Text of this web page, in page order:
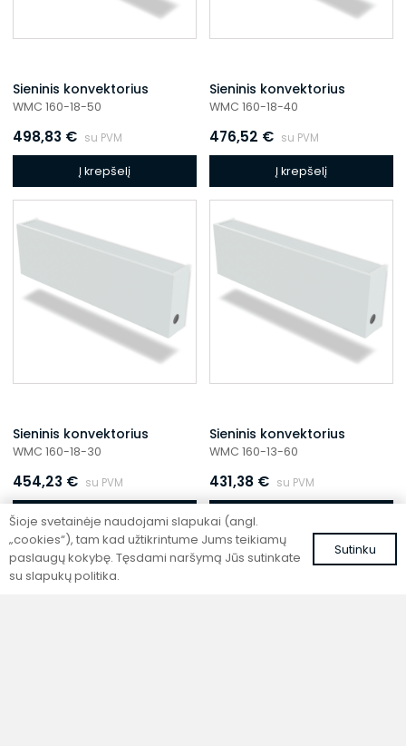
Sieninis konvektorius
WMC 160-18-50
498,83 € su PVM
Į krepšelį
Sieninis konvektorius
WMC 160-18-40
476,52 € su PVM
Į krepšelį
Sieninis konvektorius
WMC 160-18-30
454,23 € su PVM
Į krepšelį
Sieninis konvektorius
WMC 160-13-60
431,38 € su PVM
Šioje svetainėje naudojami slapukai (angl.
„cookies“), tam kad užtikrintume Jums teikiamų
paslaugų kokybę. Tęsdami naršymą Jūs sutinkate
su slapukų politika.
Sutinku